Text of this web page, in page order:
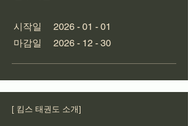
시작일 2026 - 01 - 01
​마감일 2026 - 12 - 30
[ 킴스 태권도 소개]